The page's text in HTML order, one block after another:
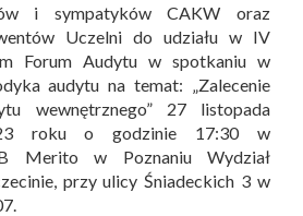
i sympatyków CAKW oraz
Uczelni do udziału w IV
Forum Audytu w spotkaniu w
audytu na temat: „Zalecenie
wewnętrznego” 27 listopada
roku o godzinie 17:30 w
Merito w Poznaniu Wydział
przy ulicy Śniadeckich 3 w